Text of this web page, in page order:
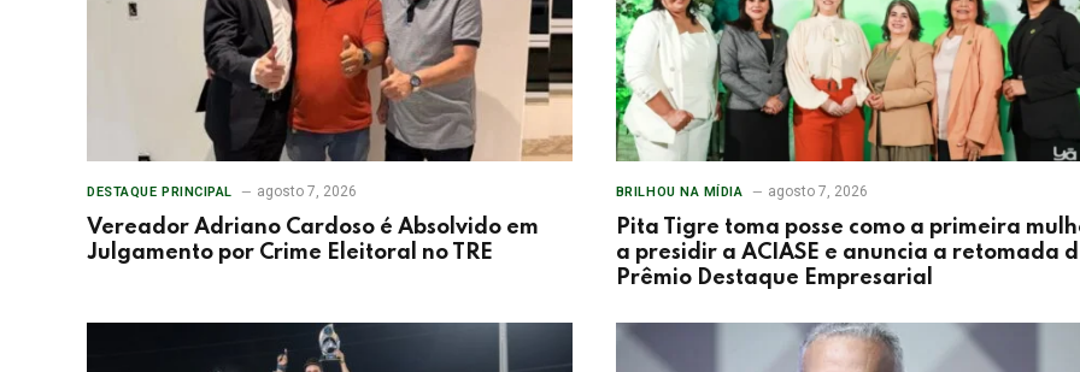
DESTAQUE PRINCIPAL agosto 7, 2026
Vereador Adriano Cardoso é Absolvido em
Julgamento por Crime Eleitoral no TRE
BRILHOU NA MÍDIA agosto 7, 2026
Pita Tigre toma posse como a primeira
a presidir a ACIASE e anuncia a retomada
Prêmio Destaque Empresarial